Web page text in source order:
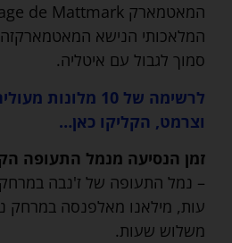
סמוך לגבול עם איטליה.
לרשימה של 10
וצרמט, הקליקו כאן…
זמן הנסיעה מנמל התעופה
– נמל התעופה של ז'נבה
עות, מילאנו מאלפנסה במרחק
משלוש שעות.